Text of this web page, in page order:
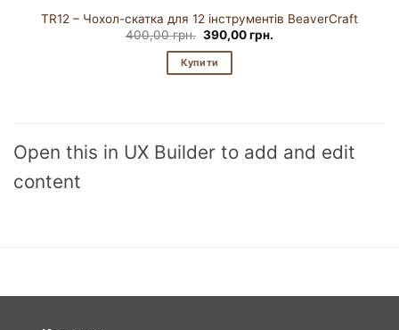
TR12 – Чохол-скатка для 12 інструментів BeaverCraft
400,00грн. Оригінальна
ціна:
400,00 грн..
390,00грн.
Купити
Open this in UX Builder to add and edit
content